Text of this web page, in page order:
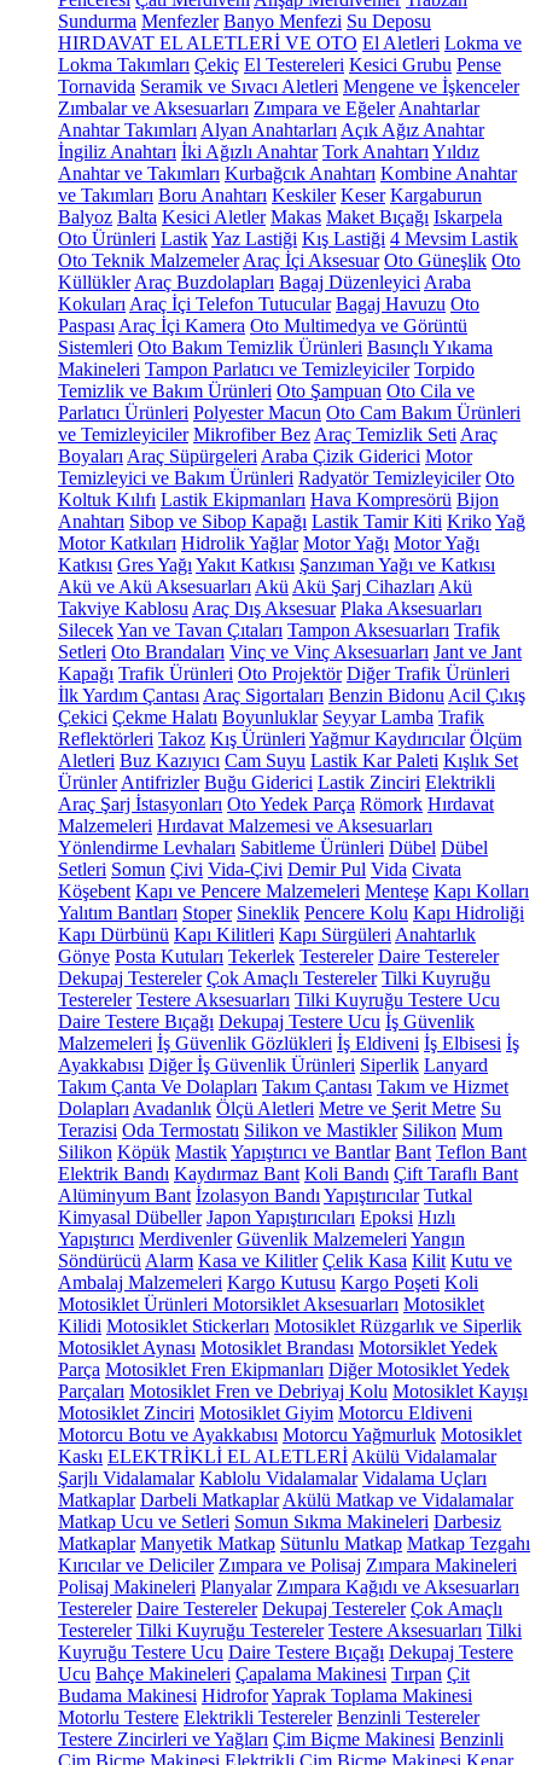
Sundurma Menfezler Banyo Menfezi Su Deposu
HIRDAVAT EL ALETLERİ VE OTO El Aletleri Lokma ve
Lokma Takımları Çekiç El Testereleri Kesici Grubu Pense
Tornavida Seramik ve Sıvacı Aletleri Mengene ve İşkenceler
Zımbalar ve Aksesuarları Zımpara ve Eğeler Anahtarlar
Anahtar Takımları Alyan Anahtarları Açık Ağız Anahtar
İngiliz Anahtarı İki Ağızlı Anahtar Tork Anahtarı Yıldız
Anahtar ve Takımları Kurbağcık Anahtarı Kombine Anahtar
ve Takımları Boru Anahtarı Keskiler Keser Kargaburun
Balyoz Balta Kesici Aletler Makas Maket Bıçağı Iskarpela
Oto Ürünleri LastikYaz Lastiği Kış Lastiği 4 Mevsim Lastik
Oto Teknik Malzemeler Araç İçi Aksesuar Oto Güneşlik Oto
Küllükler Araç Buzdolapları Bagaj Düzenleyici Araba
Kokuları Araç İçi Telefon Tutucular Bagaj Havuzu Oto
Paspası Araç İçi Kamera Oto Multimedya ve Görüntü
Sistemleri Oto Bakım Temizlik Ürünleri Basınçlı Yıkama
Makineleri Tampon Parlatıcı ve Temizleyiciler Torpido
Temizlik ve Bakım Ürünleri Oto Şampuan Oto Cila ve
Parlatıcı Ürünleri Polyester Macun Oto Cam Bakım Ürünleri
ve Temizleyiciler Mikrofiber Bez Araç Temizlik Seti Araç
Boyaları Araç Süpürgeleri Araba Çizik Giderici Motor
Temizleyici ve Bakım Ürünleri Radyatör Temizleyiciler Oto
Koltuk Kılıfı Lastik Ekipmanları Hava Kompresörü Bijon
Anahtarı Sibop ve Sibop Kapağı Lastik Tamir Kiti KrikoYağ
Motor Katkıları Hidrolik Yağlar Motor Yağı Motor Yağı
Katkısı Gres Yağı Yakıt Katkısı Şanzıman Yağı ve Katkısı
Akü ve Akü Aksesuarları Akü Akü Şarj Cihazları Akü
Takviye Kablosu Araç Dış Aksesuar Plaka Aksesuarları
SilecekYan ve Tavan Çıtaları Tampon Aksesuarları Trafik
Setleri Oto Brandaları Vinç ve Vinç Aksesuarları Jant ve Jant
Kapağı Trafik Ürünleri Oto Projektör Diğer Trafik Ürünleri
İlk Yardım Çantası Araç Sigortaları Benzin Bidonu Acil Çıkış
Çekici Çekme Halatı Boyunluklar Seyyar Lamba Trafik
Reflektörleri Takoz Kış Ürünleri Yağmur Kaydırıcılar Ölçüm
Aletleri Buz Kazıyıcı Cam Suyu Lastik Kar Paleti Kışlık Set
Ürünler Antifrizler Buğu Giderici Lastik Zinciri Elektrikli
Araç Şarj İstasyonları Oto Yedek Parça Römork Hırdavat
Malzemeleri Hırdavat Malzemesi ve Aksesuarları
Yönlendirme Levhaları Sabitleme Ürünleri Dübel Dübel
Setleri Somun Çivi Vida-Çivi Demir Pul Vida Civata
Köşebent Kapı ve Pencere Malzemeleri Menteşe Kapı Kolları
Yalıtım Bantları Stoper Sineklik Pencere Kolu Kapı Hidroliği
Kapı Dürbünü Kapı Kilitleri Kapı Sürgüleri Anahtarlık
Gönye Posta Kutuları Tekerlek Testereler Daire Testereler
Dekupaj Testereler Çok Amaçlı Testereler Tilki Kuyruğu
Testereler Testere Aksesuarları Tilki Kuyruğu Testere Ucu
Daire Testere Bıçağı Dekupaj Testere Ucu İş Güvenlik
Malzemeleri İş Güvenlik Gözlükleri İş Eldiveni İş Elbisesi İş
Ayakkabısı Diğer İş Güvenlik Ürünleri Siperlik Lanyard
Takım Çanta Ve Dolapları Takım Çantası Takım ve Hizmet
Dolapları Avadanlık Ölçü Aletleri Metre ve Şerit Metre Su
Terazisi Oda Termostatı Silikon ve Mastikler Silikon Mum
Silikon Köpük MastikYapıştırıcı ve Bantlar Bant Teflon Bant
Elektrik Bandı Kaydırmaz Bant Koli Bandı Çift Taraflı Bant
Alüminyum Bant İzolasyon Bandı Yapıştırıcılar Tutkal
Kimyasal Dübeller Japon Yapıştırıcıları Epoksi Hızlı
Yapıştırıcı Merdivenler Güvenlik Malzemeleri Yangın
Söndürücü Alarm Kasa ve Kilitler Çelik Kasa Kilit Kutu ve
Ambalaj Malzemeleri Kargo Kutusu Kargo Poşeti Koli
Motosiklet Ürünleri Motorsiklet Aksesuarları Motosiklet
Kilidi Motosiklet Stickerları Motosiklet Rüzgarlık ve Siperlik
Motosiklet Aynası Motosiklet Brandası Motorsiklet Yedek
Parça Motosiklet Fren Ekipmanları Diğer Motosiklet Yedek
Parçaları Motosiklet Fren ve Debriyaj Kolu Motosiklet Kayışı
Motosiklet Zinciri Motosiklet Giyim Motorcu Eldiveni
Motorcu Botu ve Ayakkabısı Motorcu Yağmurluk Motosiklet
Kaskı ELEKTRİKLİ EL ALETLERİ Akülü Vidalamalar
Şarjlı Vidalamalar Kablolu Vidalamalar Vidalama Uçları
Matkaplar Darbeli Matkaplar Akülü Matkap ve Vidalamalar
Matkap Ucu ve Setleri Somun Sıkma Makineleri Darbesiz
Matkaplar Manyetik Matkap Sütunlu Matkap Matkap Tezgahı
Kırıcılar ve Deliciler Zımpara ve Polisaj Zımpara Makineleri
Polisaj Makineleri Planyalar Zımpara Kağıdı ve Aksesuarları
Testereler Daire Testereler Dekupaj Testereler Çok Amaçlı
Testereler Tilki Kuyruğu Testereler Testere Aksesuarları Tilki
Kuyruğu Testere Ucu Daire Testere Bıçağı Dekupaj Testere
Ucu Bahçe Makineleri Çapalama Makinesi Tırpan Çit
Budama Makinesi HidroforYaprak Toplama Makinesi
Motorlu Testere Elektrikli Testereler Benzinli Testereler
Testere Zincirleri ve Yağları Çim Biçme Makinesi Benzinli
Çim Biçme Makinesi Elektrikli Çim Biçme Makinesi Kenar